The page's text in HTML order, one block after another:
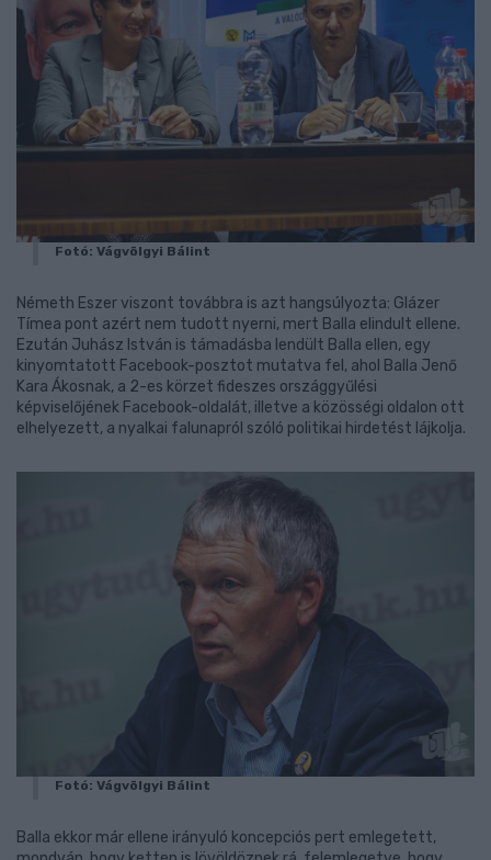
Fotó: Vágvölgyi Bálint
Németh Eszer viszont továbbra is azt hangsúlyozta: Glázer
Tímea pont azért nem tudott nyerni, mert Balla elindult ellene.
Ezután Juhász István is támadásba lendült Balla ellen, egy
kinyomtatott Facebook-posztot mutatva fel, ahol Balla Jenő
Kara Ákosnak, a 2-es körzet fideszes országgyűlési
képviselőjének Facebook-oldalát, illetve a közösségi oldalon ott
elhelyezett, a nyalkai falunapról szóló politikai hirdetést lájkolja.
Fotó: Vágvölgyi Bálint
Balla ekkor már ellene irányuló koncepciós pert emlegetett,